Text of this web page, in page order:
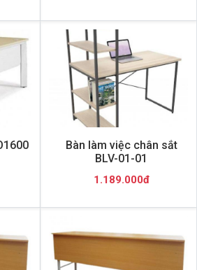
Bàn làm việc chân sắt
BLV-01-01
1.189.000đ